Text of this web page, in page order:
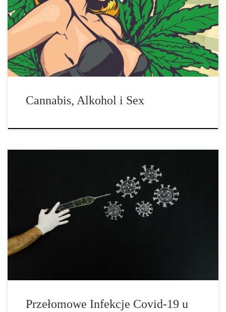
ludzie, którzy palą marihuanę częściej odbywają stosunki
seksualne, kobiety osiągają lepsze orgazmy, a nieheteroseksualni
mężczyźni lepiej radzą sobie z emocjami. Teraz nowe badanie z
Hiszpanii ponownie […]
Cannabis, Alkohol i Sex
Narkomani Mają Większe Ryzyko Przełomowej Infekcji po
Szczepionce na Koronawirusa Szczepienia skutecznie chronią
przed infekcją koronawirusem, ale nie wszyscy ludzie są tak samo
dobrze chronieni. Jak wynika z amerykańskich badań, narkomani
są bardziej narażeni na przejście przełomowej infekcji po
szczepionce. Przełomowe infekcje (ang. reakthrough infection) to
choroby, które występują u […]
Przełomowe Infekcje Covid-19 u